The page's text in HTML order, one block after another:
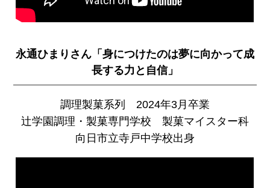
永通ひまりさん「身につけたのは夢に向かって成
長する力と自信」
調理製菓系列 2024年3月卒業
辻学園調理・製菓専門学校 製菓マイスター科
向日市立寺戸中学校出身